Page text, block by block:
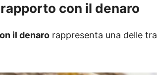
con il denaro
il denaro rappresenta una delle